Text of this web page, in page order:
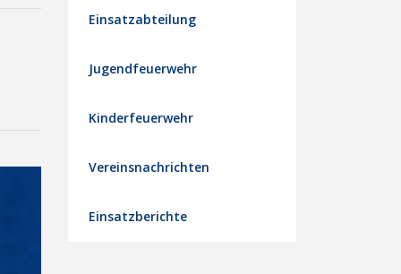
Einsatzabteilung
Jugendfeuerwehr
Kinderfeuerwehr
Vereinsnachrichten
Einsatzberichte